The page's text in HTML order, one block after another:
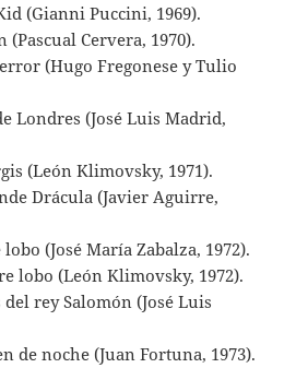
(Gianni Puccini, 1969).
Cervera, 1970).
(Hugo Fregonese y Tulio
Londres (José Luis Madrid,
(León Klimovsky, 1971).
Drácula (Javier Aguirre,
(José María Zabalza, 1972).
lobo (León Klimovsky, 1972).
rey Salomón (José Luis
de noche (Juan Fortuna, 1973).